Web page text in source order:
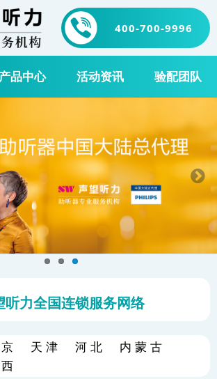
400-700-9996
产品中心 活动资讯 验配团队
听力全国连锁服务网络
天津 河北
内蒙古